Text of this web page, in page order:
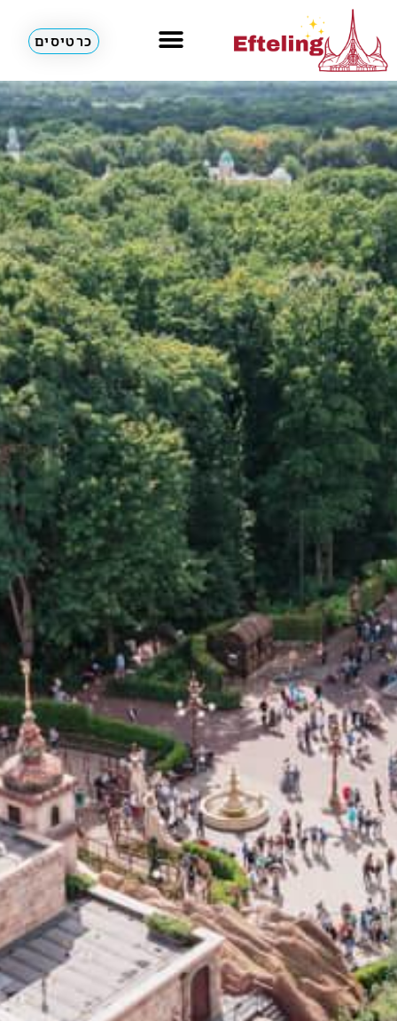
כרטיסים